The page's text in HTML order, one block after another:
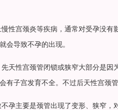
性宫颈炎等疾病，通常对受孕没有
会导致不孕的出现。
天性宫颈管闭锁或狭窄大部分是
有子宫发育不全。不过后天性宫颈
孕主要是颈管出现了变形、狭窄